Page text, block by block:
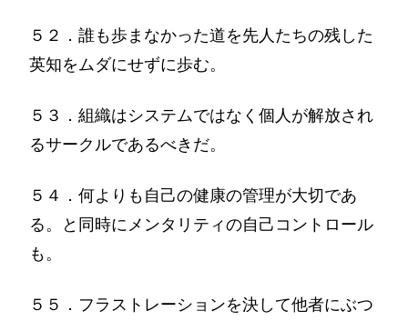
５２．誰も歩まなかった道を先人たちの残した
英知をムダにせずに歩む。
５３．組織はシステムではなく個人が解放され
るサークルであるべきだ。
５４．何よりも自己の健康の管理が大切であ
る。と同時にメンタリティの自己コントロール
も。
５５．フラストレーションを決して他者にぶつ